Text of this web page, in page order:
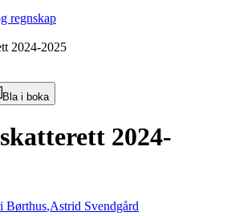
regnskap
2024-2025
Bla i boka
2024-
Børthus,Astrid Svendgård